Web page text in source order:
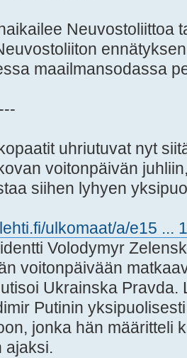
Neuvostoliittoa
maailmansodassa
uhriutuvat nyt
voitonpäivän
siihen lyhyen
ulkomaat/a/e15 ...
Volodymyr
voitonpäivään
Ukrainska Pravda.
Putinin
jonka hän määritteli
ajaksi.